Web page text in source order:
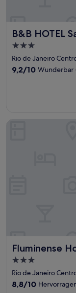
B&B HOTEL
B&B HOTEL
3.0-
Sterne-
Unterkunft
Rio de Janeiro
9.2
9,2/10 Wunderbar
Fluminense
Fluminense Hotel
3.0-
Sterne-
Unterkunft
Rio de Janeiro
8.8
8,8/10
Fluminense Hotel